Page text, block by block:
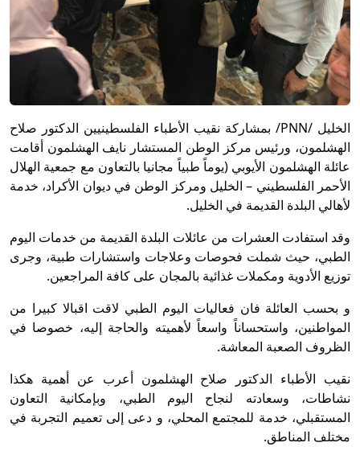
الخليل /PNN/ بمشاركة نقيب الأطباء الفلسطينيين الدكتور صلاح
الهشلمون، ورئيس مركز الوطن المستشار نايف الهشلمون أقامت
عائلة الهشلمون الأيوبي (يوماً طبياً مجانيا بالتعاون مع جمعية الهلال
الأحمر الفلسطيني – الخليل ومركز الوطن في ديوان الأكراد، خدمة
لأهالي البلدة القديمة في الخليل.
وقد استفادت العشرات من عائلات البلدة القديمة من خدمات اليوم
الطبي، حيث شملت فحوصات وعلاجات واستشارات طبية، وجرى
توزيع الأدوية ومكملات غذائية بالمجان على كافة المراجعين.
و بحسب العائلة فان فعاليات اليوم الطبي لاقت اقبالا كبيرا من
المواطنين، واستحساناً واسعاً لأهميته والحاجة إليه، خصوصا في
الظروف الصعبة المعاشة.
نقيب الأطباء الدكتور صلاح الهشلمون أعرب عن أهمية هكذا
نشاطات، وسعادته لنجاح اليوم الطبي، وبإمكانية التعاون
المستقبلي، خدمة للمجتمع المحلي، و دعى إلى تعميم التجربة في
مختلف المناطق.